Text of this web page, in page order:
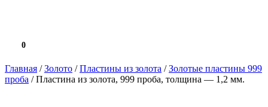
0
0.0 ₽
Главная /Золото /Пластины из золота /Золотые пластины 999
проба / Пластина из золота, 999 проба, толщина — 1,2 мм.